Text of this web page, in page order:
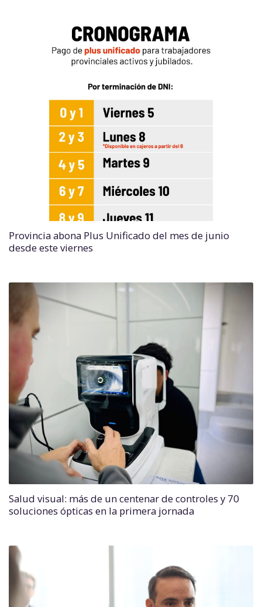
Provincia abona Plus Unificado del mes de junio
desde este viernes
Salud visual: más de un centenar de controles y 70
soluciones ópticas en la primera jornada